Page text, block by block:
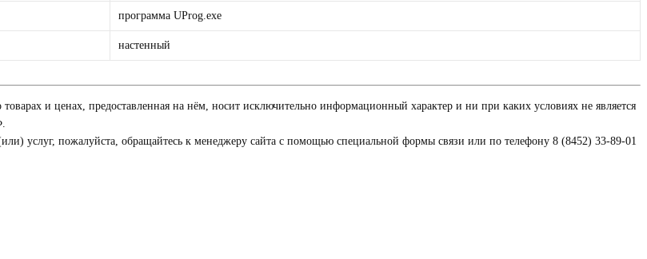
программа UProg.exe
настенный
и ценах, предоставленная на нём, носит исключительно информационный характер и ни при каких условиях не является
услуг, пожалуйста, обращайтесь к менеджеру сайта с помощью специальной формы связи или по телефону 8 (8452) 33-89-01